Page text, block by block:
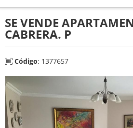
SE VENDE
CABRERA. P
Código: 1377657